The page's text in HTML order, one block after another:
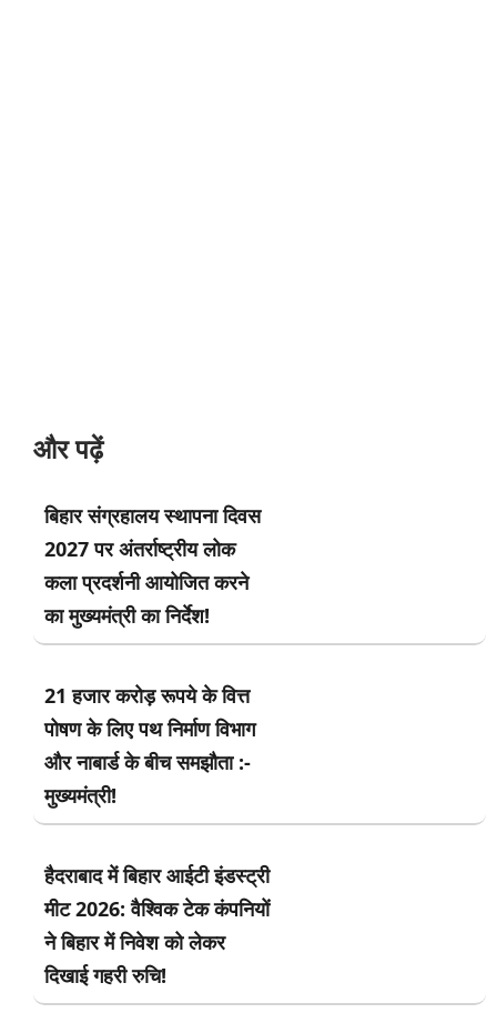
और पढ़ें
बिहार संग्रहालय स्थापना दिवस
2027 पर अंतर्राष्ट्रीय लोक
कला प्रदर्शनी आयोजित करने
का मुख्यमंत्री का निर्देश!
21 हजार करोड़ रूपये के वित्त
पोषण के लिए पथ निर्माण विभाग
और नाबार्ड के बीच समझौता :-
मुख्यमंत्री!
हैदराबाद में बिहार आईटी इंडस्ट्री
मीट 2026: वैश्विक टेक कंपनियों
ने बिहार में निवेश को लेकर
दिखाई गहरी रुचि!